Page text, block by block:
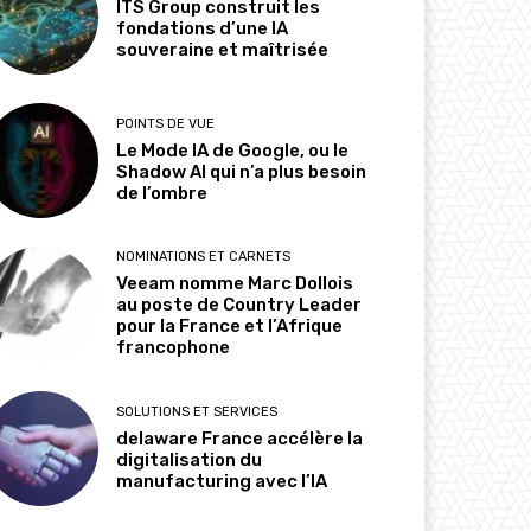
ITS Group construit les
fondations d’une IA
souveraine et maîtrisée
POINTS DE VUE
Le Mode IA de Google, ou le
Shadow AI qui n’a plus besoin
de l’ombre
NOMINATIONS ET CARNETS
Veeam nomme Marc Dollois
au poste de Country Leader
pour la France et l’Afrique
francophone
SOLUTIONS ET SERVICES
delaware France accélère la
digitalisation du
manufacturing avec l’IA